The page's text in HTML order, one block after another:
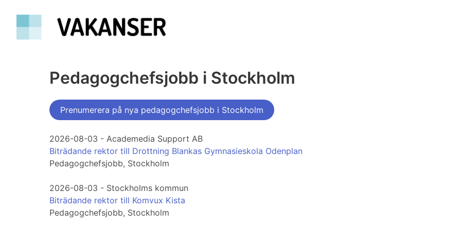
Pedagogchefsjobb i Stockholm
Prenumerera på nya pedagogchefsjobb i Stockholm
2026-08-03 - Academedia Support AB
Biträdande rektor till Drottning Blankas Gymnasieskola Odenplan
Pedagogchefsjobb, Stockholm
2026-08-03 - Stockholms kommun
Biträdande rektor till Komvux Kista
Pedagogchefsjobb, Stockholm